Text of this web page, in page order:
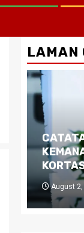
LAMAN
August 2,